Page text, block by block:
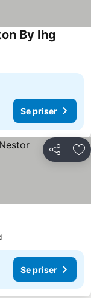
By Ihg
Se priser
Del
Se priser